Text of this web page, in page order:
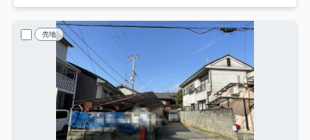
売地